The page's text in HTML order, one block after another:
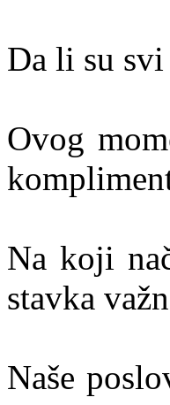
Da li su
Ovog
Na koji
stavka
Naše